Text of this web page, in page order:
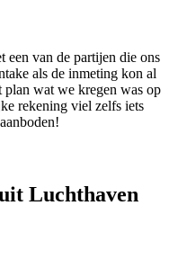
een van de partijen die ons
als de inmeting kon al
wat we kregen was op
rekening viel zelfs iets
Luchthaven